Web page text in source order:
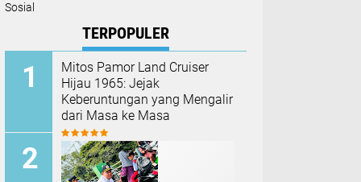
Sosial
TERPOPULER
Mitos Pamor Land Cruiser
Hijau 1965: Jejak
Keberuntungan yang Mengalir
dari Masa ke Masa